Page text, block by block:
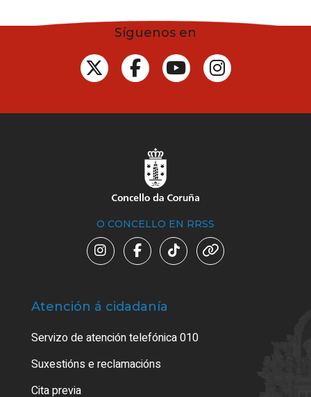
Síguenos en
O CONCELLO EN RRSS
Atención á cidadanía
Servizo de atención telefónica 010
Suxestións e reclamacións
Cita previa